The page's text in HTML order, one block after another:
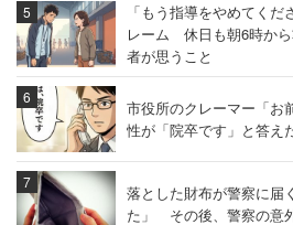
「もう指導をやめてく
レーム 休日も朝6時か
者が思うこと
市役所のクレーマー「
性が「院卒です」と答え
落とした財布が警察に届
た」 その後、警察の意